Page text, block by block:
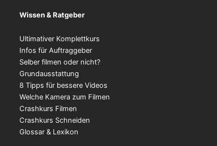
Wissen & Ratgeber
Ultimativer Komplettkurs
Infos für Auftraggeber
Selber filmen oder nicht?
Grundausstattung
8 Tipps für bessere Videos
Welche Kamera zum Filmen
Crashkurs Filmen
Crashkurs Schneiden
Glossar & Lexikon